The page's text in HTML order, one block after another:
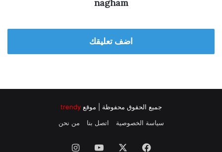
nagham
اضف تعليقك
جميع الحقوق محفوظة | موقع trendy
سياسة الخصوصية
اتصل بنا من نحن
فيسبوك ‫YouTube